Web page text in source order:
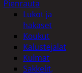
Pienrauta
Lukot ja
hakaset
Koukut
Kalustejalat
Kulmat
Sakkelit,